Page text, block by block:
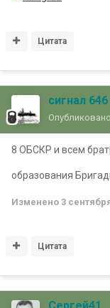
Цитата
сигнал 646
Опубликовано
8 ОБСКР и всем
образования
Изменено 3
Цитата
Сергей41